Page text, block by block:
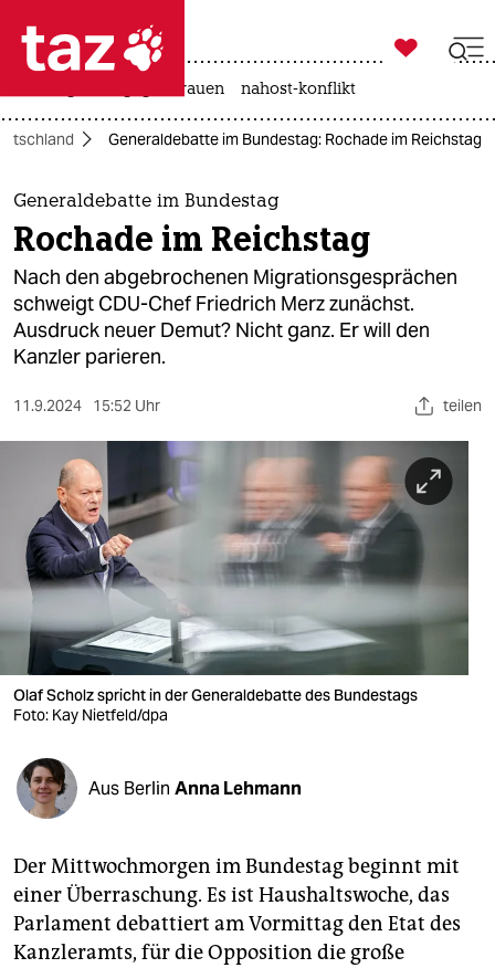
 taz zahl ich
taz zahl ich
themen
politik
öko
gesellschaft
kultur
sport
berlin
nord
wahrheit
verlag
verlag
shop
fragen & hilfe
unterstützen
abo
genossenschaft

taz zahl ich
gewalt gegen frauen nahost-konflikt
Generaldebatte im Bundestag: Rochade im Reichstag
Generaldebatte im Bundestag
Rochade im Reichstag
Nach den abgebrochenen Migrationsgesprächen
schweigt CDU-Chef Friedrich Merz zunächst.
Ausdruck neuer Demut? Nicht ganz. Er will den
Kanzler parieren.
11.9.2024 15:52 Uhr teilen
Olaf Scholz spricht in der Generaldebatte des Bundestags
Foto: Kay Nietfeld/dpa
Aus Berlin Anna Lehmann
Der Mittwochmorgen im Bundestag beginnt mit
einer Überraschung. Es ist Haushaltswoche, das
Parlament debattiert am Vormittag den Etat des
Kanzleramts, für die Opposition die große